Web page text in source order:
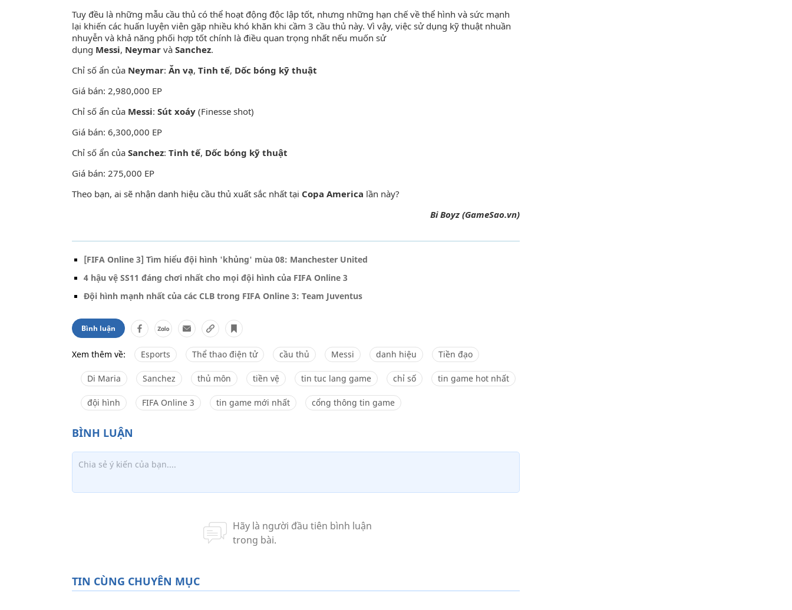
Tuy đều là những mẫu cầu thủ có thể hoạt động độc lập tốt, nhưng những hạn chế về thể hình và sức mạnh
lại khiến các huấn luyện viên gặp nhiều khó khăn khi cầm 3 cầu thủ này. Vì vậy, việc sử dụng kỹ thuật nhuần
nhuyễn và khả năng phối hợp tốt chính là điều quan trọng nhất nếu muốn sử
dụng Messi, Neymar và Sanchez.
Chỉ số ẩn của Neymar: Ăn vạ, Tinh tế, Dốc bóng kỹ thuật
Giá bán: 2,980,000 EP
Chỉ số ẩn của Messi: Sút xoáy (Finesse shot)
Giá bán: 6,300,000 EP
Chỉ số ẩn của Sanchez: Tinh tế, Dốc bóng kỹ thuật
Giá bán: 275,000 EP
Theo bạn, ai sẽ nhận danh hiệu cầu thủ xuất sắc nhất tại Copa America lần này?
Bi Boyz (GameSao.vn)
[FIFA Online 3] Tìm hiểu đội hình 'khủng' mùa 08: Manchester United
4 hậu vệ SS11 đáng chơi nhất cho mọi đội hình của FIFA Online 3
Đội hình mạnh nhất của các CLB trong FIFA Online 3: Team Juventus
Bình luận
Xem thêm về: Esports Thể thao điện tử cầu thủ Messi danh hiệu Tiền đạo
Di Maria Sanchez thủ môn tiền vệ tin tuc lang game chỉ số tin game hot nhất
đội hình FIFA Online 3 tin game mới nhất cổng thông tin game
TIN CÙNG CHUYÊN MỤC